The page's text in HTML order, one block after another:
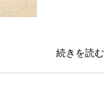
続きを読む